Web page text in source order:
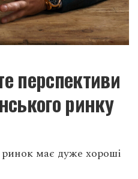
перспективи
ринку
має дуже хороші